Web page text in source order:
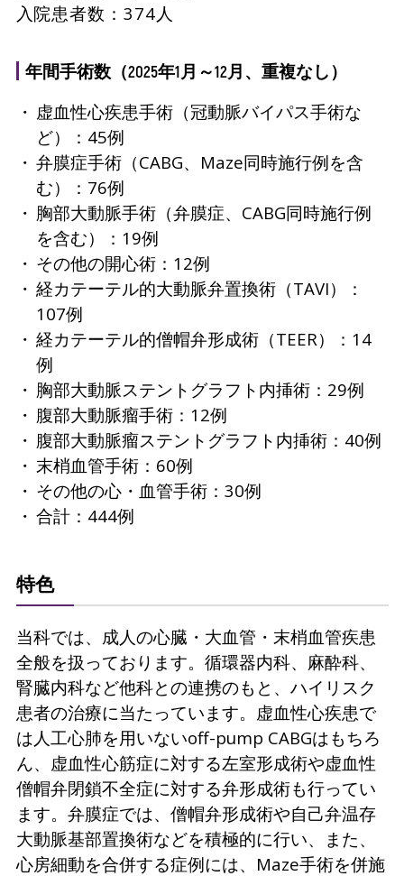
入院患者数：374人
年間手術数（2025年1月～12月、重複なし）
虚血性心疾患手術（冠動脈バイパス手術な
ど）：45例
弁膜症手術（CABG、Maze同時施行例を含
む）：76例
胸部大動脈手術（弁膜症、CABG同時施行例
を含む）：19例
その他の開心術：12例
経カテーテル的大動脈弁置換術（TAVI）：
107例
経カテーテル的僧帽弁形成術（TEER）：14
例
胸部大動脈ステントグラフト内挿術：29例
腹部大動脈瘤手術：12例
腹部大動脈瘤ステントグラフト内挿術：40例
末梢血管手術：60例
その他の心・血管手術：30例
合計：444例
特色
当科では、成人の心臓・大血管・末梢血管疾患
全般を扱っております。循環器内科、麻酔科、
腎臓内科など他科との連携のもと、ハイリスク
患者の治療に当たっています。虚血性心疾患で
は人工心肺を用いないoff-pump CABGはもちろ
ん、虚血性心筋症に対する左室形成術や虚血性
僧帽弁閉鎖不全症に対する弁形成術も行ってい
ます。弁膜症では、僧帽弁形成術や自己弁温存
大動脈基部置換術などを積極的に行い、また、
心房細動を合併する症例には、Maze手術を併施